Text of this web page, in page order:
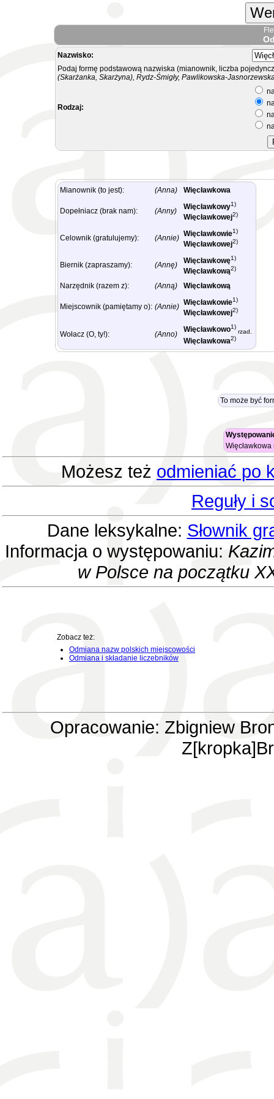
Nazwisko:
Podaj formę podstawową nazwiska (mianownik, liczba
(Skarżanka, Skarżyna), Rydz-Śmigły, Pawlikowska-
Rodzaj:
Mianownik (to jest): (Anna) Więcławkowa
Dopełniacz (brak nam): (Anny) Więcławkowy1)
Więcławkowej2)
Celownik (gratulujemy): (Annie) Więcławkowie1)
Więcławkowej2)
Biernik (zapraszamy): (Annę) Więcławkowę1)
Więcławkową2)
Narzędnik (razem z): (Anną) Więcławkową
Miejscownik (pamiętamy o): (Annie) Więcławkowie1)
Więcławkowej2)
Wołacz (O, ty!): (Anno)
Więcławkowo1)
rzad.
Więcławkowa2)
To może być
Więcławkowa
Możesz też odmieniać po
Reguły i
Dane leksykalne: Słownik
Informacja o występowaniu:
w Polsce na początku
Zobacz też:
Odmiana nazw polskich miejscowości
Odmiana i składanie liczebników
Opracowanie: Zbigniew